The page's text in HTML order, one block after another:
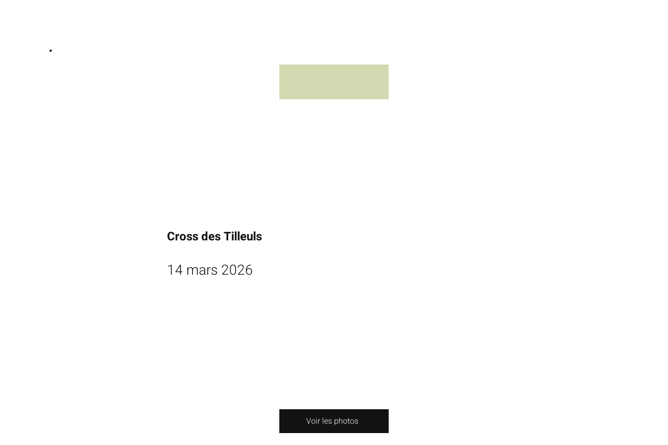
Cross des Tilleuls
14 mars 2026
Voir les photos